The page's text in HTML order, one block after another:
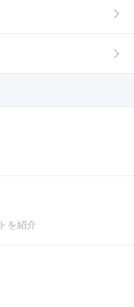
を紹介